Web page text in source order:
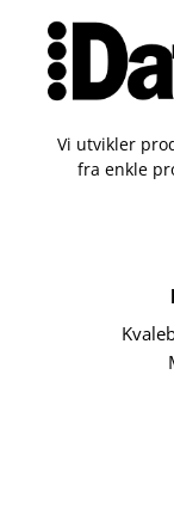
Vi utvikler
fra enkle